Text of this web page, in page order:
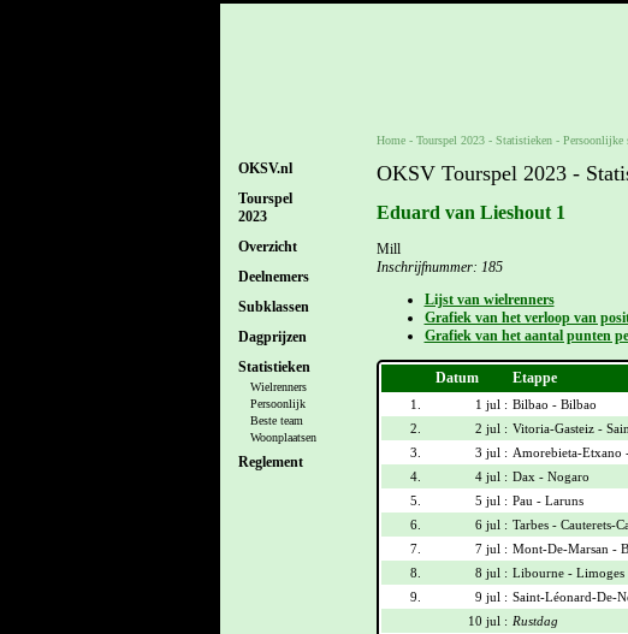
OKSV.nl
Tourspel
2023
Overzicht
Deelnemers
Subklassen
Dagprijzen
Statistieken
Wielrenners
Persoonlijk
Beste team
Woonplaatsen
Reglement
Home- Tourspel 2023- Statistieken - Persoonlijke
OKSV Tourspel 2023 -
Eduard van Lieshout 1
Mill
Inschrijfnummer: 185
Lijst van wielrenners
Grafiek van het verloop van
Grafiek van het aantal punten
Datum Etappe
1. 1 jul : Bilbao - Bilbao
2.
2 jul : Vitoria-Gasteiz -
3.
3 jul : Amorebieta-Etxano
4.
4 jul : Dax - Nogaro
5.
5 jul : Pau - Laruns
6.
6 jul : Tarbes - Cauterets-
7.
7 jul : Mont-De-Marsan -
8.
8 jul : Libourne - Limoges
9.
9 jul : Saint-Léonard-De-
10 jul : Rustdag